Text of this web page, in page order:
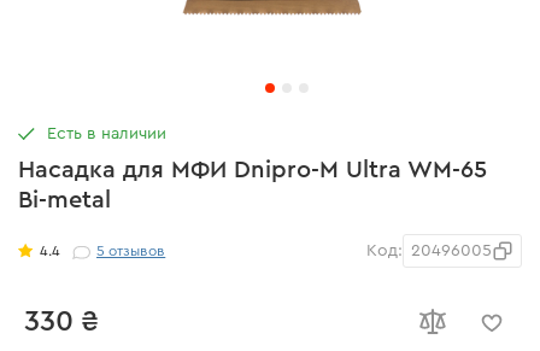
Насадка для МФИ Dnipro-M Ultra WM-65
Bi-metal
4.4 5отзывов Код: 20496005
330 ₴
Есть в наличии